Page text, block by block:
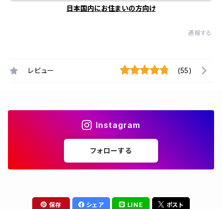
日本国内にお住まいの方向け
通報する
レビュー (55)
Instagram
フォローする
保存 シェア LINE ポスト